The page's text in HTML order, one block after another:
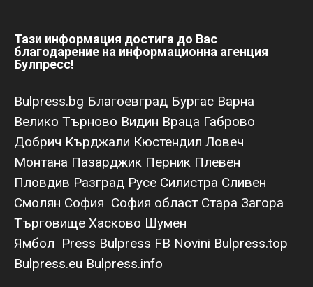
Тази информация достига до Вас
благодарение на информационна агенция
Булпресс!
Bulpress.bg Благоевград Бургас Варна
Велико Търново Видин Враца Габрово
Добрич Кърджали Кюстендил Ловеч
Монтана Пазарджик Перник Плевен
Пловдив Разград Русе Силистра Сливен
Смолян София София област Стара Загора
Търговище Хасково Шумен
Ямбол Press Bulpress FB Novini Bulpress.top
Bulpress.eu Bulpress.info